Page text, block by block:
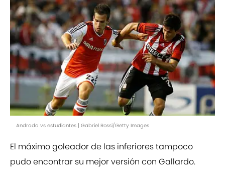
Andrada vs estudiantes | Gabriel Rossi/Getty Images
El máximo goleador de las inferiores tampoco
pudo encontrar su mejor versión con Gallardo.